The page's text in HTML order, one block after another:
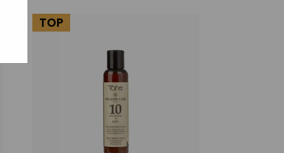
TOP